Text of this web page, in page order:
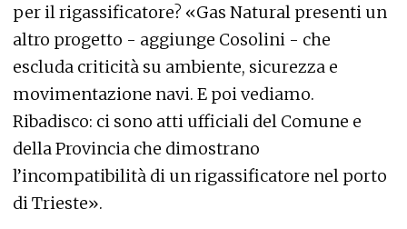
per il rigassificatore? «Gas Natural presenti un
altro progetto - aggiunge Cosolini - che
escluda criticità su ambiente, sicurezza e
movimentazione navi. E poi vediamo.
Ribadisco: ci sono atti ufficiali del Comune e
della Provincia che dimostrano
l’incompatibilità di un rigassificatore nel porto
di Trieste».